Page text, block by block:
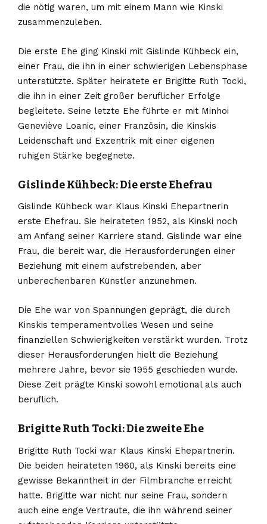
die nötig waren, um mit einem Mann wie Kinski
zusammenzuleben.
Die erste Ehe ging Kinski mit Gislinde Kühbeck ein,
einer Frau, die ihn in einer schwierigen Lebensphase
unterstützte. Später heiratete er Brigitte Ruth Tocki,
die ihn in einer Zeit großer beruflicher Erfolge
begleitete. Seine letzte Ehe führte er mit Minhoi
Geneviève Loanic, einer Französin, die Kinskis
Leidenschaft und Exzentrik mit einer eigenen
ruhigen Stärke begegnete.
Gislinde Kühbeck: Die erste Ehefrau
Gislinde Kühbeck war Klaus Kinski Ehepartnerin
erste Ehefrau. Sie heirateten 1952, als Kinski noch
am Anfang seiner Karriere stand. Gislinde war eine
Frau, die bereit war, die Herausforderungen einer
Beziehung mit einem aufstrebenden, aber
unberechenbaren Künstler anzunehmen.
Die Ehe war von Spannungen geprägt, die durch
Kinskis temperamentvolles Wesen und seine
finanziellen Schwierigkeiten verstärkt wurden. Trotz
dieser Herausforderungen hielt die Beziehung
mehrere Jahre, bevor sie 1955 geschieden wurde.
Diese Zeit prägte Kinski sowohl emotional als auch
beruflich.
Brigitte Ruth Tocki: Die zweite Ehe
Brigitte Ruth Tocki war Klaus Kinski Ehepartnerin.
Die beiden heirateten 1960, als Kinski bereits eine
gewisse Bekanntheit in der Filmbranche erreicht
hatte. Brigitte war nicht nur seine Frau, sondern
auch eine enge Vertraute, die ihn während seiner